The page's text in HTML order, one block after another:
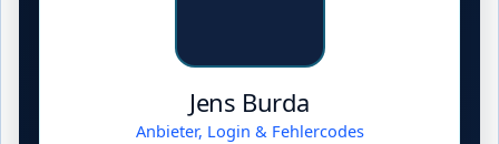
Jens Burda
Anbieter, Login & Fehlercodes